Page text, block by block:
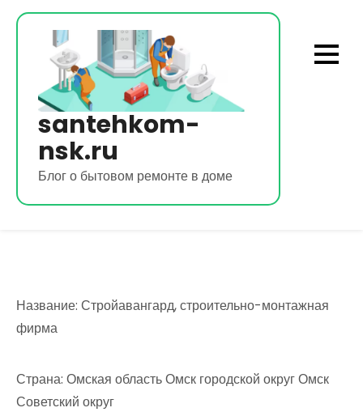
Перейти
содержимому
santehkom-
nsk.ru
Блог о бытовом ремонте в доме
Название: Стройавангард, строительно-монтажная
фирма
Страна: Омская область Омск городской округ Омск
Советский округ